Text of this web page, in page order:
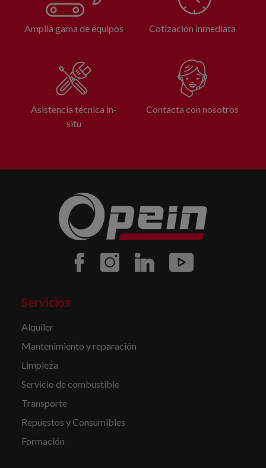
Amplia gama de equipos Cotización inmediata
Asistencia técnica in-
situ
Contacta con nosotros
Servicios
Alquiler
Mantenimiento y reparación
Limpieza
Servicio de combustible
Transporte
Repuestos y Consumibles
Formación